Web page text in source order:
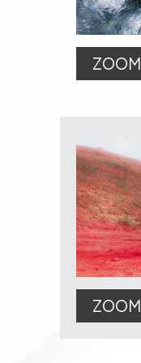
ZOOM
ZOOM